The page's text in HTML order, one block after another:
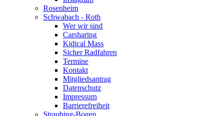
Rosenheim
Schwabach - Roth
Wer wir sind
Carsharing
Kidical Mass
Sicher Radfahren
Termine
Kontakt
Mitgliedsantrag
Datenschutz
Impressum
Barrierefreiheit
Straubing-Bogen